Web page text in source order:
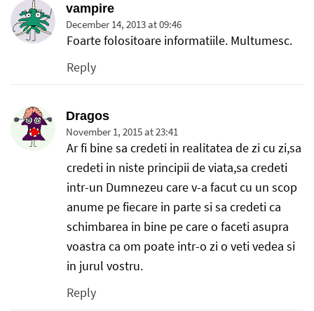
vampire
December 14, 2013 at 09:46
Foarte folositoare informatiile. Multumesc.
Reply
Dragos
November 1, 2015 at 23:41
Ar fi bine sa credeti in realitatea de zi cu zi,sa
credeti in niste principii de viata,sa credeti
intr-un Dumnezeu care v-a facut cu un scop
anume pe fiecare in parte si sa credeti ca
schimbarea in bine pe care o faceti asupra
voastra ca om poate intr-o zi o veti vedea si
in jurul vostru.
Reply